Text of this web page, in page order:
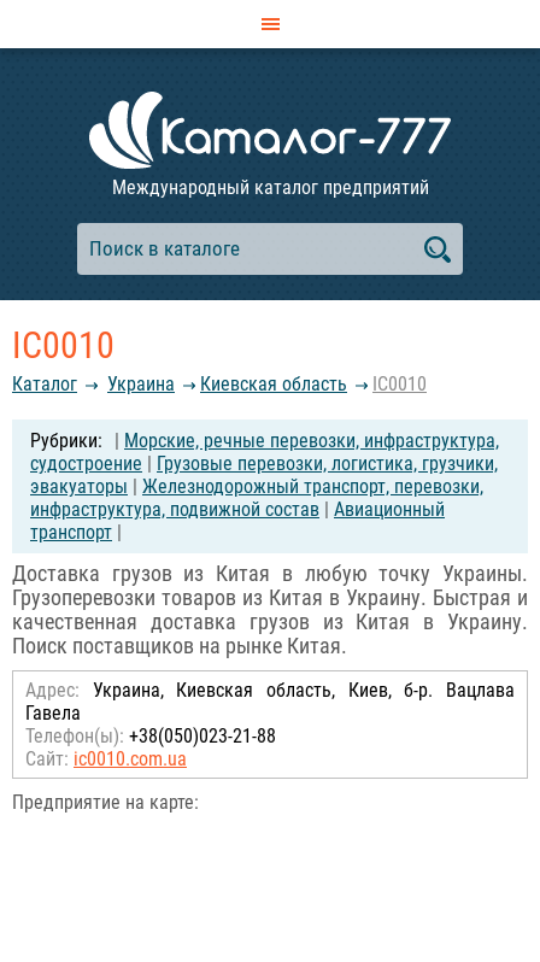
Международный каталог предприятий
IC0010
Каталог Украина Киевская область IC0010
| Морские, речные перевозки, инфраструктура,
судостроение | Грузовые перевозки, логистика, грузчики,
эвакуаторы | Железнодорожный транспорт, перевозки,
инфраструктура, подвижной состав | Авиационный
транспорт |
Доставка грузов из Китая в любую точку Украины.
Грузоперевозки товаров из Китая в Украину. Быстрая и
качественная доставка грузов из Китая в Украину.
Поиск поставщиков на рынке Китая.
Адрес: Украина, Киевская область, Киев, б-р. Вацлава
Гавела
Телефон(ы): +38(050)023-21-88
Сайт: ic0010.com.ua
Предприятие на карте: